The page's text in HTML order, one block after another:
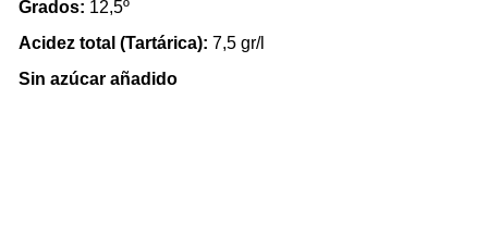
Grados: 12,5º
Acidez total (Tartárica):7,5 gr/l
Sin azúcar añadido